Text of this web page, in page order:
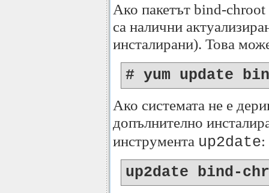
Ако пакетът bind-chroot
са налични
инсталирани). Това
# yum update
Ако системата не е
допълнително
инструмента up2date:
up2date bind-